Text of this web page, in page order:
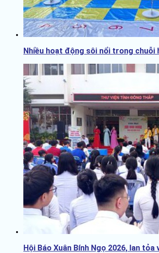
Nhiều hoạt động sôi nổi trong chuỗi
Hội Báo Xuân Bính Ngọ 2026, lan